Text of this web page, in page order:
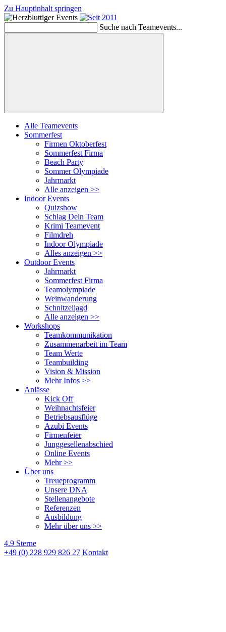
Zu Hauptinhalt springen
Suche nach Teamevents...
Alle Teamevents
Sommerfest
Firmen Oktoberfest
Sommerfest Firma
Beach Party
Sommer Olympiade
Jahrmarkt
Alle anzeigen >>
Indoor Events
Quizshow
Schlag Dein Team
Krimi Teamevent
Filmdreh
Indoor Olympiade
Alles anzeigen >>
Outdoor Events
Jahrmarkt
Sommerfest Firma
Teamolympiade
Weinwanderung
Schnitzeljagd
Alle anzeigen >>
Workshops
Teamkommunikation
Zusammenarbeit im Team
Team Werte
Teambuilding
Vision & Mission
Mehr Infos >>
Anlässe
Kick Off
Weihnachtsfeier
Betriebsausflüge
Azubi Events
Firmenfeier
Junggesellenabschied
Online Events
Mehr >>
Über uns
Treueprogramm
Unsere DNA
Stellenangebote
Referenzen
Ausbildung
Mehr über uns >>
4.9 Sterne
+49 (0) 228 929 826 27 Kontakt